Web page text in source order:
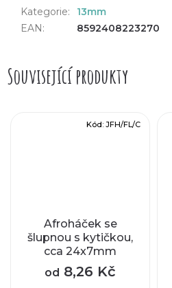
Kategorie:
13mm
EAN: 8592408223270
Související produkty
Afroháček se
šlupnou s kytičkou,
cca 24x7mm
od 8,26 Kč
Kód: JFH/FL/C